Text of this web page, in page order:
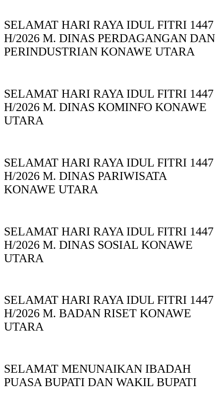
SELAMAT HARI RAYA IDUL FITRI 1447
H/2026 M. DINAS PERDAGANGAN DAN
PERINDUSTRIAN KONAWE UTARA
SELAMAT HARI RAYA IDUL FITRI 1447
H/2026 M. DINAS KOMINFO KONAWE
UTARA
SELAMAT HARI RAYA IDUL FITRI 1447
H/2026 M. DINAS PARIWISATA
KONAWE UTARA
SELAMAT HARI RAYA IDUL FITRI 1447
H/2026 M. DINAS SOSIAL KONAWE
UTARA
SELAMAT HARI RAYA IDUL FITRI 1447
H/2026 M. BADAN RISET KONAWE
UTARA
SELAMAT MENUNAIKAN IBADAH
PUASA BUPATI DAN WAKIL BUPATI